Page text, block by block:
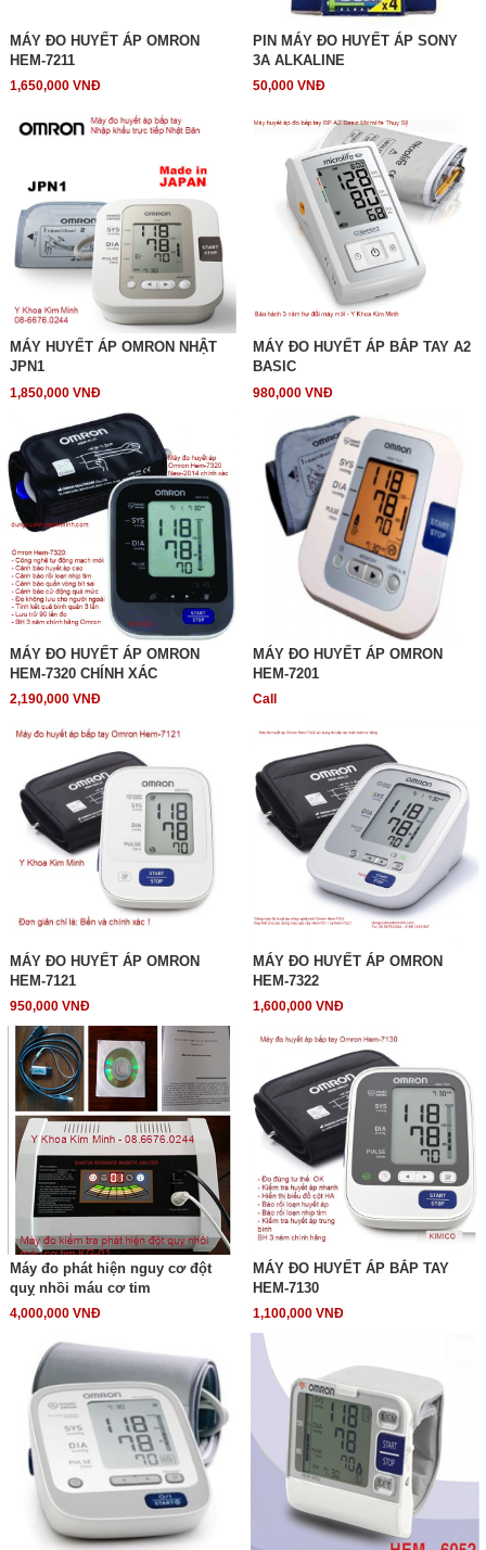
MÁY ĐO HUYẾT ÁP OMRON
HEM-7211
1,650,000 VNĐ
PIN MÁY ĐO HUYẾT ÁP SONY
3A ALKALINE
50,000 VNĐ
MÁY HUYẾT ÁP OMRON NHẬT
JPN1
1,850,000 VNĐ
MÁY ĐO HUYẾT ÁP BẮP TAY A2
BASIC
980,000 VNĐ
MÁY ĐO HUYẾT ÁP OMRON
HEM-7320 CHÍNH XÁC
2,190,000 VNĐ
MÁY ĐO HUYẾT ÁP OMRON
HEM-7201
Call
MÁY ĐO HUYẾT ÁP OMRON
HEM-7121
950,000 VNĐ
MÁY ĐO HUYẾT ÁP OMRON
HEM-7322
1,600,000 VNĐ
Máy đo phát hiện nguy cơ đột
quỵ nhồi máu cơ tim
4,000,000 VNĐ
MÁY ĐO HUYẾT ÁP BẮP TAY
HEM-7130
1,100,000 VNĐ